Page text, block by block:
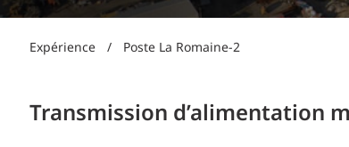
Expérience / Poste La Romaine-2
Transmission d’alimentation